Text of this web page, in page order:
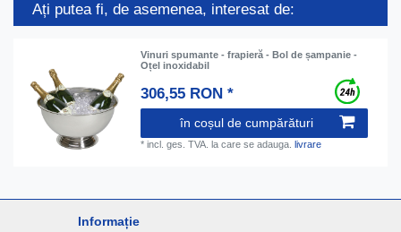
Ați putea fi, de asemenea, interesat de:
Vinuri spumante - frapieră - Bol de șampanie -
Oțel inoxidabil
306,55 RON *
în coșul de cumpărături
*incl. ges. TVA. la care se adauga. livrare
Informație